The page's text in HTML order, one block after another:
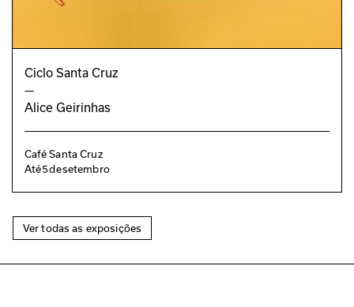
Ciclo Santa Cruz
—
Alice Geirinhas
Café Santa Cruz
Até5desetembro
Ver todas as exposições